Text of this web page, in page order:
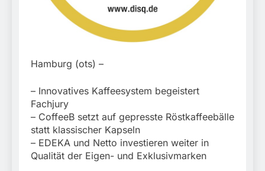
führt zur Sicherstellung
unversteuerter Zigaretten
und Einleitung eines
Steuerstrafverfahrens
Kraftfahrzeug über die
eingereist/Bundespolizei
stellt Auto sicher
3. August 2026
Hamburg (ots) –
– Innovatives Kaffeesystem begeistert
Fachjury
– CoffeeB setzt auf gepresste Röstkaffeebälle
statt klassischer Kapseln
– EDEKA und Netto investieren weiter in
Qualität der Eigen- und Exklusivmarken